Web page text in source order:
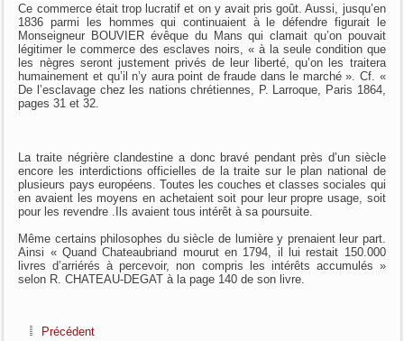
Ce commerce était trop lucratif et on y avait pris goût. Aussi, jusqu’en
1836 parmi les hommes qui continuaient à le défendre figurait le
Monseigneur BOUVIER évêque du Mans qui clamait qu’on pouvait
légitimer le commerce des esclaves noirs, « à la seule condition que
les nègres seront justement privés de leur liberté, qu’on les traitera
humainement et qu’il n’y aura point de fraude dans le marché ». Cf. «
De l’esclavage chez les nations chrétiennes, P. Larroque, Paris 1864,
pages 31 et 32.
La traite négrière clandestine a donc bravé pendant près d’un siècle
encore les interdictions officielles de la traite sur le plan national de
plusieurs pays européens. Toutes les couches et classes sociales qui
en avaient les moyens en achetaient soit pour leur propre usage, soit
pour les revendre .Ils avaient tous intérêt à sa poursuite.
Même certains philosophes du siècle de lumière y prenaient leur part.
Ainsi « Quand Chateaubriand mourut en 1794, il lui restait 150.000
livres d’arriérés à percevoir, non compris les intérêts accumulés »
selon R. CHATEAU-DEGAT à la page 140 de son livre.
Précédent